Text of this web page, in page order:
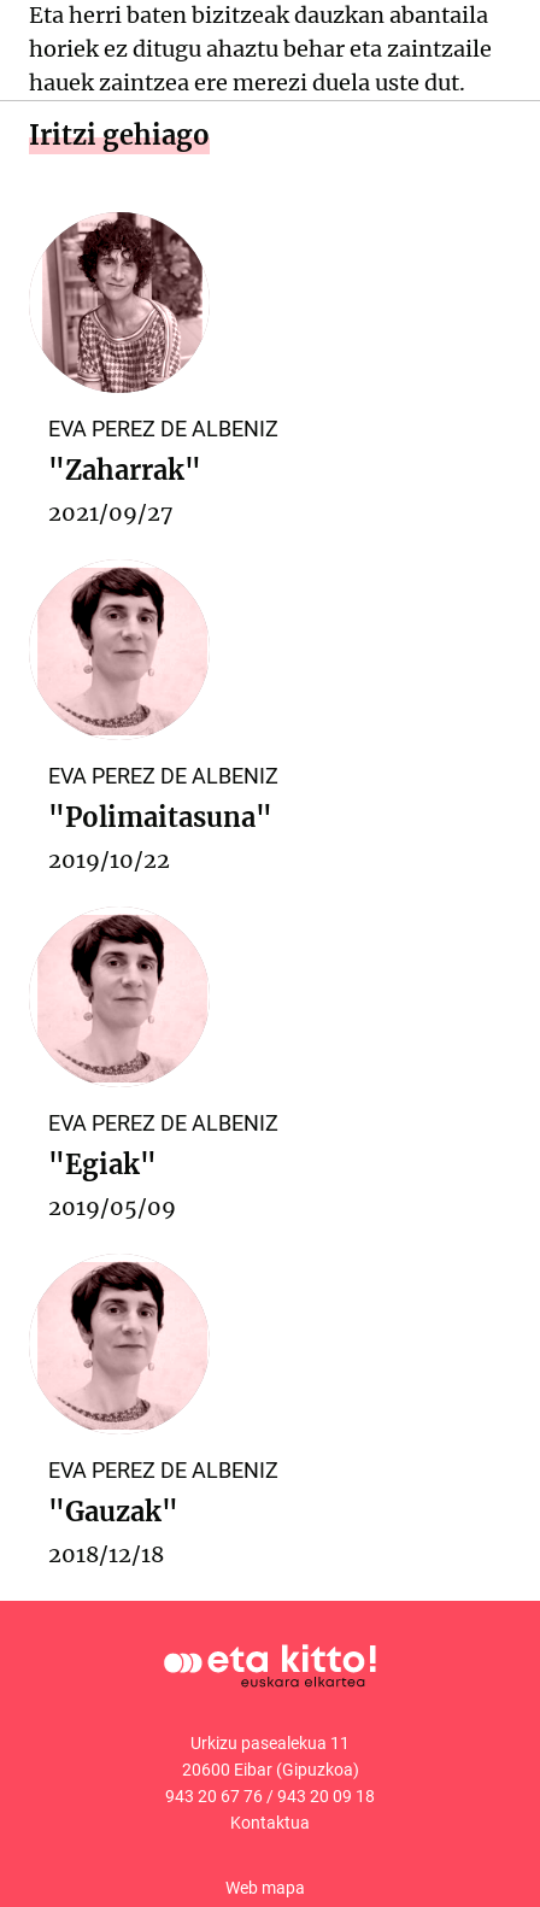
Eta herri baten bizitzeak dauzkan abantaila
horiek ez ditugu ahaztu behar eta zaintzaile
hauek zaintzea ere merezi duela uste dut.
Iritzi gehiago
EVA PEREZ DE ALBENIZ
"Zaharrak"
2021/09/27
EVA PEREZ DE ALBENIZ
"Polimaitasuna"
2019/10/22
EVA PEREZ DE ALBENIZ
"Egiak"
2019/05/09
EVA PEREZ DE ALBENIZ
"Gauzak"
2018/12/18
Urkizu pasealekua 11
20600 Eibar (Gipuzkoa)
943 20 67 76 /943 20 09 18
Kontaktua
Web mapa